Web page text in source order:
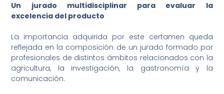
Un jurado multidisciplinar para evaluar la
excelencia del producto
La importancia adquirida por este certamen queda
reflejada en la composición de un jurado formado por
profesionales de distintos ámbitos relacionados con la
agricultura, la investigación, la gastronomía y la
comunicación.